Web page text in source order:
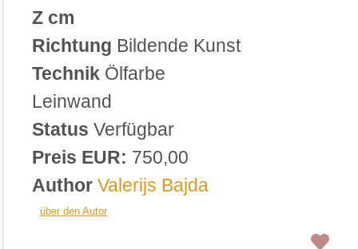
Z cm
Richtung Bildende Kunst
Technik Ölfarbe
Leinwand
Status Verfügbar
Preis EUR: 750,00
Author Valerijs Bajda
über den Autor